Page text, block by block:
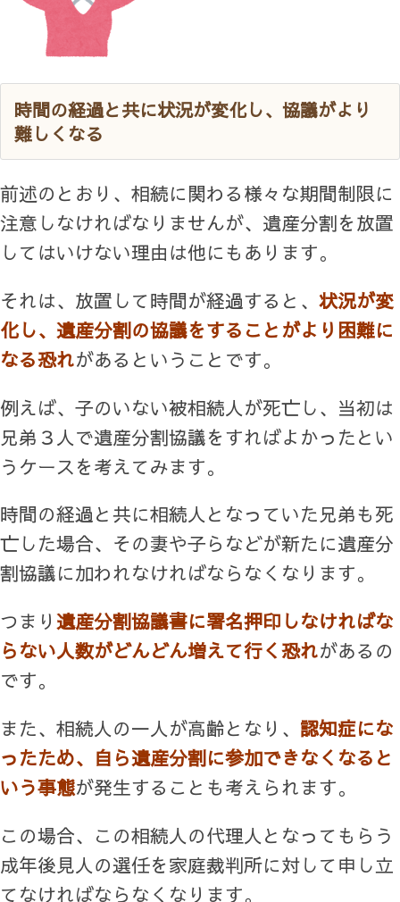
時間の経過と共に状況が変化し、協議がより
難しくなる
前述のとおり、相続に関わる様々な期間制限に
注意しなければなりませんが、遺産分割を放置
してはいけない理由は他にもあります。
それは、放置して時間が経過すると、 状況が変
化し、遺産分割の協議をすることがより困難に
なる恐れがあるということです。
例えば、子のいない被相続人が死亡し、当初は
兄弟３人で遺産分割協議をすればよかったとい
うケースを考えてみます。
時間の経過と共に相続人となっていた兄弟も死
亡した場合、その妻や子らなどが新たに遺産分
割協議に加われなければならなくなります。
つまり 遺産分割協議書に署名押印しなければな
らない人数がどんどん増えて行く恐れがあるの
です。
また、相続人の一人が高齢となり、 認知症にな
ったため、自ら遺産分割に参加できなくなると
いう事態が発生することも考えられます。
この場合、この相続人の代理人となってもらう
成年後見人の選任を家庭裁判所に対して申し立
てなければならなくなります。